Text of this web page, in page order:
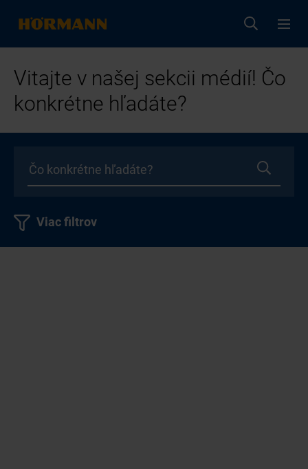
Vitajte v našej sekcii médií! Čo
konkrétne hľadáte?
Viac filtrov